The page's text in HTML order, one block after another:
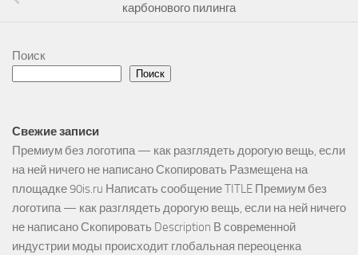
карбонового пилинга
Поиск
Поиск
Свежие записи
Премиум без логотипа — как разглядеть дорогую вещь, если
на ней ничего не написано Скопировать Размещена на
площадке 90is.ru Написать сообщение TITLE Премиум без
логотипа — как разглядеть дорогую вещь, если на ней ничего
не написано Скопировать Description В современной
индустрии моды происходит глобальная переоценка